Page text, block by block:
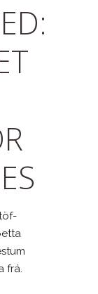
frá.